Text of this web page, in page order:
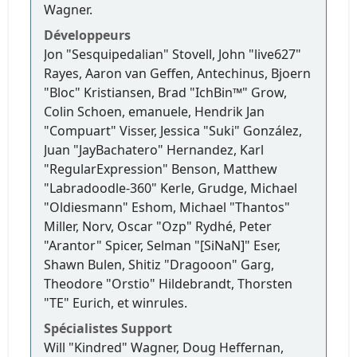
Wagner.
Développeurs
Jon "Sesquipedalian" Stovell, John "live627"
Rayes, Aaron van Geffen, Antechinus, Bjoern
"Bloc" Kristiansen, Brad "IchBin™" Grow,
Colin Schoen, emanuele, Hendrik Jan
"Compuart" Visser, Jessica "Suki" González,
Juan "JayBachatero" Hernandez, Karl
"RegularExpression" Benson, Matthew
"Labradoodle-360" Kerle, Grudge, Michael
"Oldiesmann" Eshom, Michael "Thantos"
Miller, Norv, Oscar "Ozp" Rydhé, Peter
"Arantor" Spicer, Selman "[SiNaN]" Eser,
Shawn Bulen, Shitiz "Dragooon" Garg,
Theodore "Orstio" Hildebrandt, Thorsten
"TE" Eurich, et winrules.
Spécialistes Support
Will "Kindred" Wagner, Doug Heffernan,